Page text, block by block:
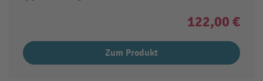
122,00 €
Zum Produkt